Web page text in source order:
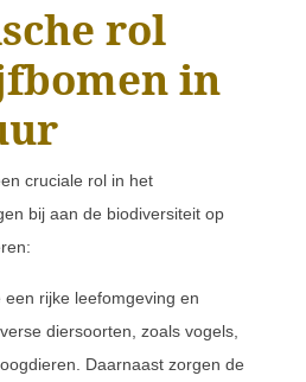
rol
in
cruciale rol in het
bij aan de biodiversiteit op
rijke leefomgeving en
diersoorten, zoals vogels,
Daarnaast zorgen de